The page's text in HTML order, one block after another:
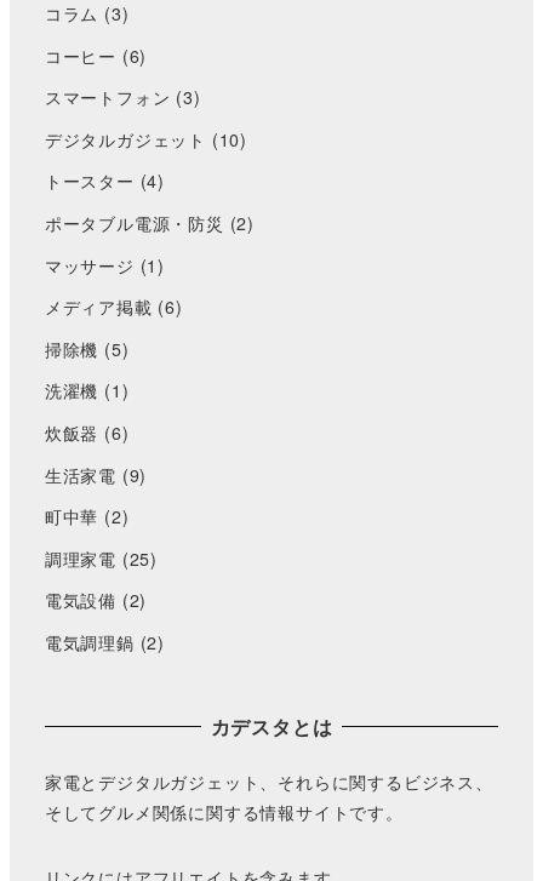
コラム (3)
コーヒー (6)
スマートフォン (3)
デジタルガジェット (10)
トースター (4)
ポータブル電源・防災 (2)
マッサージ (1)
メディア掲載 (6)
掃除機 (5)
洗濯機 (1)
炊飯器 (6)
生活家電 (9)
町中華 (2)
調理家電 (25)
電気設備 (2)
電気調理鍋 (2)
カデスタとは
家電とデジタルガジェット、それらに関するビジネス、
そしてグルメ関係に関する情報サイトです。